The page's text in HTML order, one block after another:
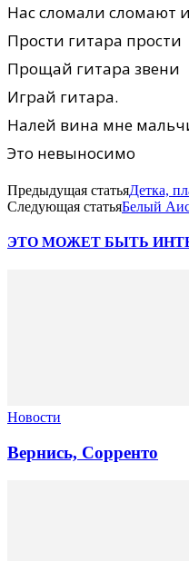
Нас сломали сломают
Прости гитара прости
Прощай гитара звени
Играй гитара.
Налей вина мне
Это невыносимо
Предыдущая статьяДетка,
Следующая статьяБелый
ЭТО МОЖЕТ БЫТЬ
Новости
Вернись, Сорренто